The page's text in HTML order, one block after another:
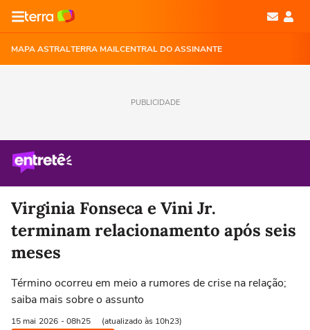
MAPA ASTRALTERRA MAILCENTRAL DO ASSINANTE
PUBLICIDADE
Virginia Fonseca e Vini Jr.
terminam relacionamento após seis
meses
Término ocorreu em meio a rumores de crise na relação;
saiba mais sobre o assunto
15 mai 2026 - 08h25 (atualizado às 10h23)